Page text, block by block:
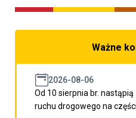
Ważne
2026-08-06
Od 10 sierpnia br.
ruchu drogowego na